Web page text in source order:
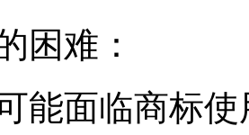
困难‌：
能面临商标